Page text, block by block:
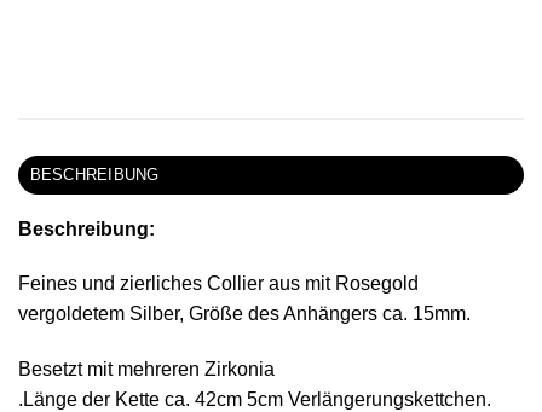
BESCHREIBUNG
Beschreibung:
Feines und zierliches Collier aus mit Rosegold
vergoldetem Silber, Größe des Anhängers ca. 15mm.
Besetzt mit mehreren Zirkonia
.Länge der Kette ca. 42cm 5cm Verlängerungskettchen.